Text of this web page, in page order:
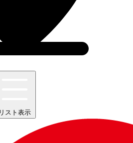
リスト表示